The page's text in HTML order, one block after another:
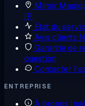
Miroir
IP
État du
Avis clients
Garantie de
question
Contacter
ENTREPRISE
À propos